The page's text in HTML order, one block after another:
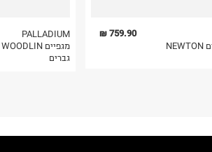
PALLADIUM
גברים
759.90 ₪
נעלי מטיילים לגברים NEWTON